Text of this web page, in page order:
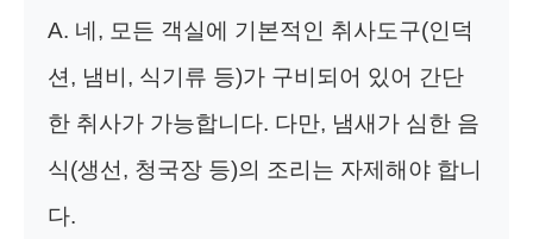
A. 네, 모든 객실에 기본적인 취사도구(인덕
션, 냄비, 식기류 등)가 구비되어 있어 간단
한 취사가 가능합니다. 다만, 냄새가 심한 음
식(생선, 청국장 등)의 조리는 자제해야 합니
다.